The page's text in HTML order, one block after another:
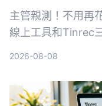
主管親測！不用再
線上工具和Tinrec
2026-08-08